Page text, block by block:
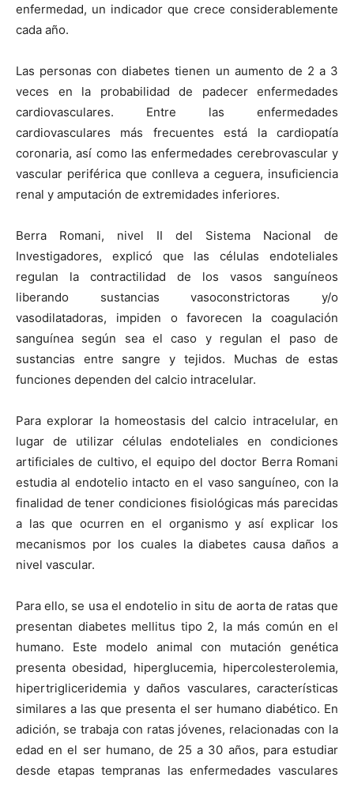
enfermedad, un indicador que crece considerablemente
cada año.
Las personas con diabetes tienen un aumento de 2 a 3
veces en la probabilidad de padecer enfermedades
cardiovasculares. Entre las enfermedades
cardiovasculares más frecuentes está la cardiopatía
coronaria, así como las enfermedades cerebrovascular y
vascular periférica que conlleva a ceguera, insuficiencia
renal y amputación de extremidades inferiores.
Berra Romani, nivel II del Sistema Nacional de
Investigadores, explicó que las células endoteliales
regulan la contractilidad de los vasos sanguíneos
liberando sustancias vasoconstrictoras y/o
vasodilatadoras, impiden o favorecen la coagulación
sanguínea según sea el caso y regulan el paso de
sustancias entre sangre y tejidos. Muchas de estas
funciones dependen del calcio intracelular.
Para explorar la homeostasis del calcio intracelular, en
lugar de utilizar células endoteliales en condiciones
artificiales de cultivo, el equipo del doctor Berra Romani
estudia al endotelio intacto en el vaso sanguíneo, con la
finalidad de tener condiciones fisiológicas más parecidas
a las que ocurren en el organismo y así explicar los
mecanismos por los cuales la diabetes causa daños a
nivel vascular.
Para ello, se usa el endotelio in situ de aorta de ratas que
presentan diabetes mellitus tipo 2, la más común en el
humano. Este modelo animal con mutación genética
presenta obesidad, hiperglucemia, hipercolesterolemia,
hipertrigliceridemia y daños vasculares, características
similares a las que presenta el ser humano diabético. En
adición, se trabaja con ratas jóvenes, relacionadas con la
edad en el ser humano, de 25 a 30 años, para estudiar
desde etapas tempranas las enfermedades vasculares